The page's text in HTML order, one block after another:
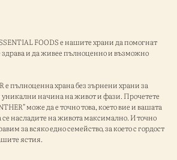
FOODS е нашите храни да помогнат
здрава и да живее пълноценно и възможно
е пълноценна храна без зърнени храни за
уникални начина на живот и фази. Прочетете
може да е точно това, което вие и вашата
се насладите на живота максимално. И точно
за всяко едно семейство, за което с гордост
ястия.